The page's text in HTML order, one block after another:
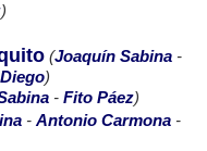
)
(Joaquín Sabina -
)
- Fito Páez)
- Antonio Carmona -